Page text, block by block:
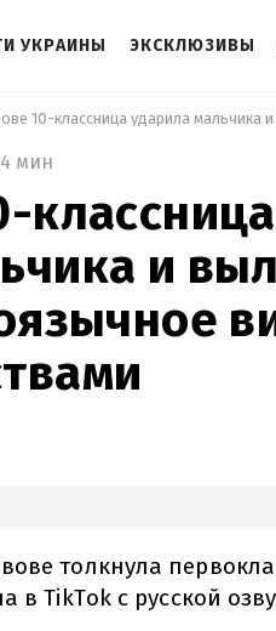
УКРАИНЫ ЭКСКЛЮЗИВЫ
4 мин
классница
и
толкнула
в TikTok с русской